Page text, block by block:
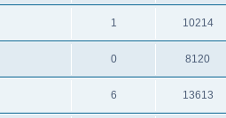
1 10214
0 8120
6 13613